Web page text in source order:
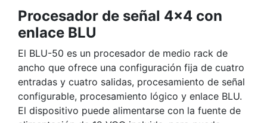
Procesador de señal 4×4 con
enlace BLU
El BLU-50 es un procesador de medio rack de
ancho que ofrece una configuración fija de cuatro
entradas y cuatro salidas, procesamiento de señal
configurable, procesamiento lógico y enlace BLU.
El dispositivo puede alimentarse con la fuente de